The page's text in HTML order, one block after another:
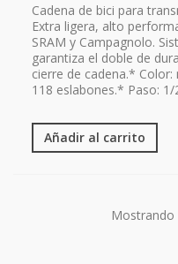
Cadena de bici para
Extra ligera, alto
SRAM y Campagnolo.
garantiza el doble de
cierre de cadena.* Color:
118 eslabones.* Paso:
Añadir al carrito
Mostrando